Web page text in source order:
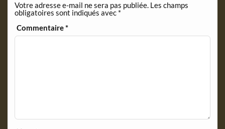
d
l
y
Votre adresse e-mail ne sera pas publiée. Les champs
obligatoires sont indiqués avec *
Commentaire*